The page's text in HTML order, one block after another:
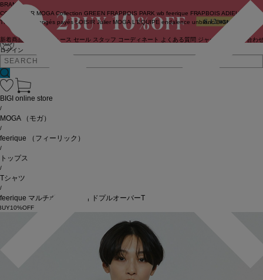
ログイン
BRAND
COUTURIER MOGA Collection GREEN FRAPBOIS PARK wb feerique FRAPBOIS ADIEU
TRISTESSE
congés payés LOISIR Julier MOGA L'EQUIPE endalence unbilanc BIGI online store
新着商品 ニュース セール スタッフ コーディネート よくある質問 ジャーナル お問い合わ
BIGI online store
/
MOGA （モガ）
/
feerique （フィーリック）
/
トップス
/
Tシャツ
/
feerique マルチボーダーワイドプルオーバーT